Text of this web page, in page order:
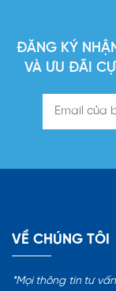
ĐĂNG KÝ
VÀ ƯU ĐÃI
VỀ CHÚNG TÔI
*Mọi thông tin tư